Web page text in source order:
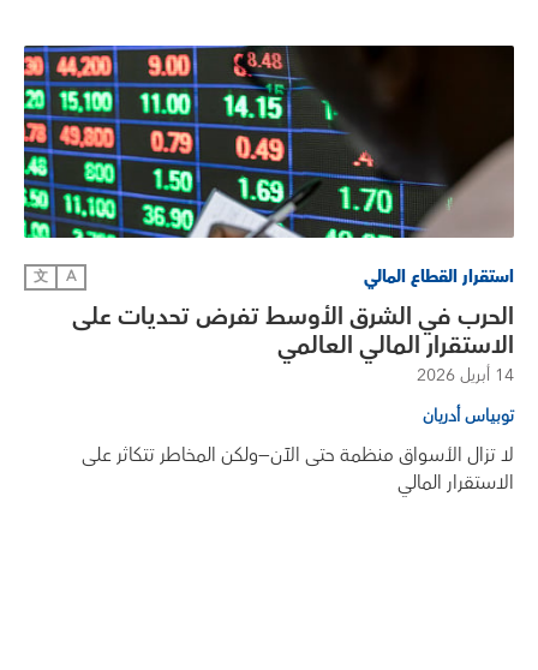
استقرار القطاع المالي A
文
الحرب في الشرق الأوسط تفرض تحديات على
الاستقرار المالي العالمي
14 أبريل 2026
توبياس أدريان
لا تزال الأسواق منظمة حتى الآن—ولكن المخاطر تتكاثر على
الاستقرار المالي